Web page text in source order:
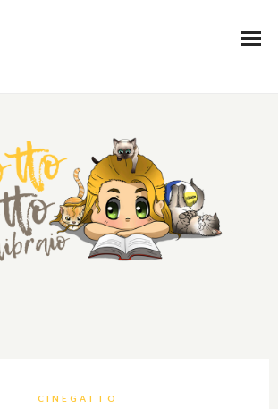
CINEGATTO